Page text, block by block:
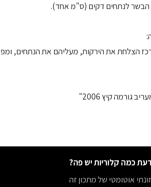
הבשר לנתחים דקים (ס"מ אחד).
הצלחת את הירקות, מעליהם את הנתחים,
גורמה קיץ 2006"
כמה קלוריות יש פה?
אוטומטי של מתכון זה